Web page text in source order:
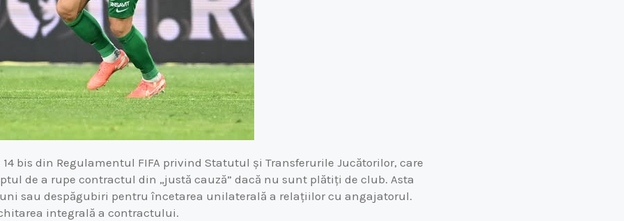
bis din Regulamentul FIFA privind Statutul și Transferurile Jucătorilor, care
de a rupe contractul din „justă cauză” dacă nu sunt plătiți de club. Asta
sau despăgubiri pentru încetarea unilaterală a relațiilor cu angajatorul.
integrală a contractului.